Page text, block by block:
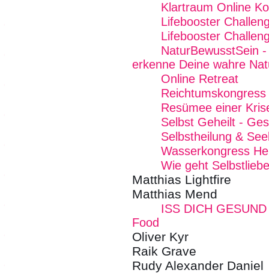
Klartraum Online
Lifebooster
Lifebooster
NaturBewusstSein
erkenne Deine wahre
Online Retreat
Reichtumskongress
Resümee einer
Selbst Geheilt -
Selbstheilung &
Wasserkongress
Wie geht
Matthias Lightfire
Matthias Mend
ISS DICH
Food
Oliver Kyr
Raik Grave
Rudy Alexander Daniel